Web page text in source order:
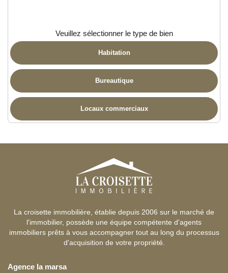
Veuillez sélectionner le type de bien
Habitation
Bureautique
Locaux commerciaux
La croisette immobilière, établie depuis 2006 sur le marché de
l'immobilier, possède une équipe compétente d'agents
immobiliers prêts à vous accompagner tout au long du processus
d'acquisition de votre propriété.
Agence la marsa